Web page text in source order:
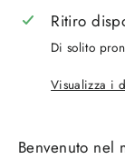
Ritiro
Di solito
Visualizza i
Benvenuto